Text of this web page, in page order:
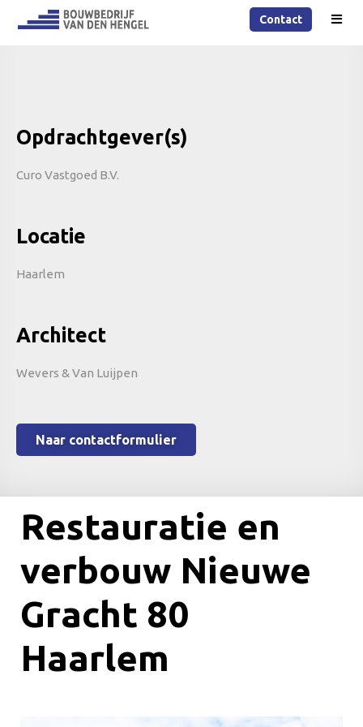
Contact
Opdrachtgever(s)
Curo Vastgoed B.V.
Locatie
Haarlem
Architect
Wevers & Van Luijpen
Naar contactformulier
Restauratie en
verbouw Nieuwe
Gracht 80
Haarlem